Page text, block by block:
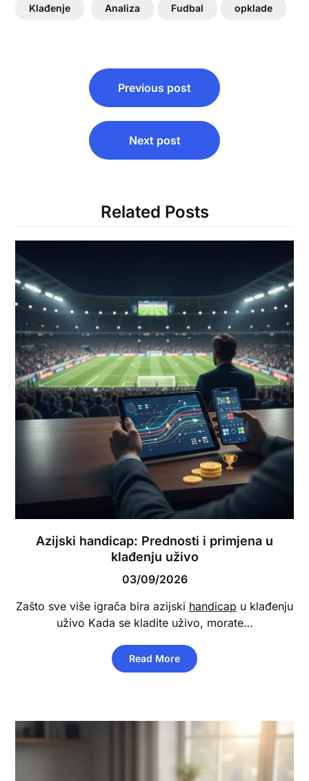
Klađenje Analiza Fudbal opklade
navigation
Previous post
Next post
Related Posts
Azijski handicap: Prednosti i primjena u
klađenju uživo
03/09/2026
Zašto sve više igrača bira azijski handicap u klađenju
uživo Kada se kladite uživo, morate…
Read More